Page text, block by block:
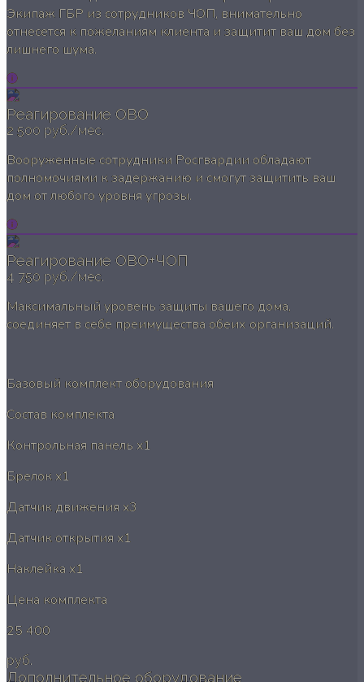
Экипаж ГБР из сотрудников ЧОП, внимательно
отнесется к пожеланиям клиента и защитит ваш дом без
лишнего шума.
Реагирование ОВО
2 500 руб./мес.
Вооруженные сотрудники Росгвардии обладают
полномочиями к задержанию и смогут защитить ваш
дом от любого уровня угрозы.
Реагирование ОВО+ЧОП
4 750 руб./мес.
Максимальный уровень защиты вашего дома,
соединяет в себе преимущества обеих организаций.
Базовый комплект оборудования
Состав комплекта
Контрольная панель x1
Брелокx1
Датчик движения x3
Датчик открытия x1
Наклейка x1
Цена комплекта
25 400
руб.
Дополнительное оборудование